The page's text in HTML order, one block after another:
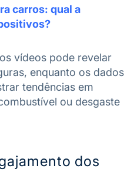
carros: qual a
vídeos pode revelar
enquanto os dados
tendências em
ou desgaste
dos